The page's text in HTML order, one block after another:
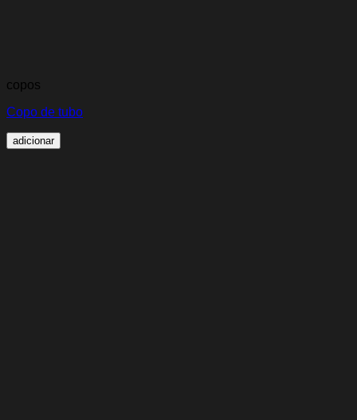
copos
Copo de tubo
adicionar